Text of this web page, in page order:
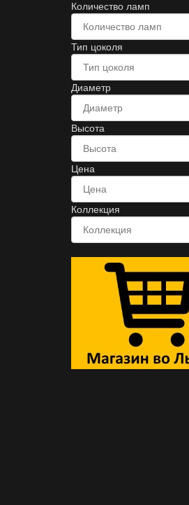
Количество ламп
Тип цоколя
Диаметр
Высота
Цена
Коллекция